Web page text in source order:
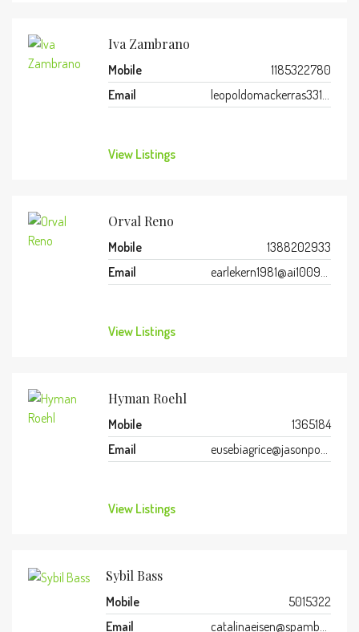
Iva Zambrano
Mobile
1185322780
Email
leopoldomackerras3311@ai100999.com
View Listings
Orval Reno
Mobile
1388202933
Email
earlekern1981@ai100999.com
View Listings
Hyman Roehl
Mobile
1365184
Email
eusebiagrice@jasonpost.site
View Listings
Sybil Bass
Mobile
5015322
Email
catalinaeisen@spambog.ru